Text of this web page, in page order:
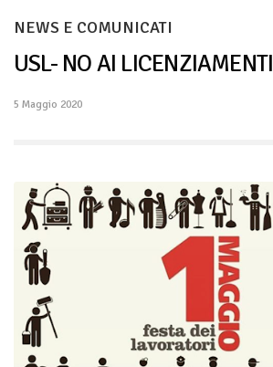
NEWS E COMUNICATI
USL- NO AI LICENZIAMENTI
5 Maggio 2020